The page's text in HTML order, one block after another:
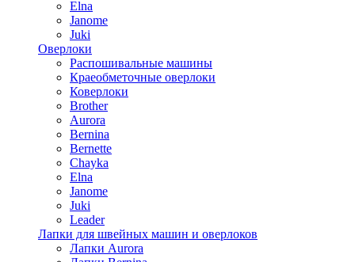
Elna
Janome
Juki
Оверлоки
Распошивальные машины
Краеобметочные оверлоки
Коверлоки
Brother
Aurora
Bernina
Bernette
Chayka
Elna
Janome
Juki
Leader
Лапки для швейных машин и оверлоков
Лапки Aurora